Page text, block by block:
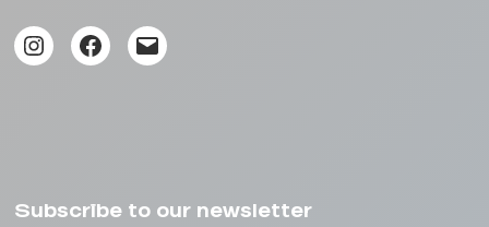
Instagram
Facebook
Mail
Subscribe to our newsletter